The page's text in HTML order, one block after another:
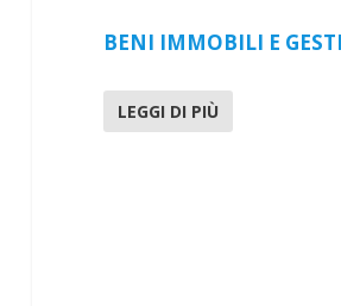
BENI IMMOBILI E
LEGGI DI PIÙ